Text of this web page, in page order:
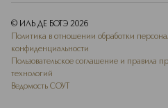
© ИЛЬ ДЕ БОТЭ 2026
Политика в отношении обработки
конфиденциальности
Пользовательское соглашение и правила
технологий
Ведомость СОУТ